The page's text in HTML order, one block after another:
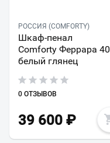
РОССИЯ (COMFORTY)
Шкаф-пенал
Comforty Феррара 40
белый глянец
0 ОТЗЫВОВ
39 600 ₽